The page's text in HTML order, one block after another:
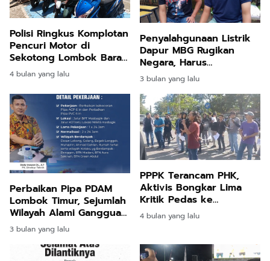
Polisi Ringkus Komplotan
Pencuri Motor di
Sekotong Lombok Barat,
Dua Pelaku Utama
Diamankan
4 bulan yang lalu
Penyalahgunaan Listrik
Dapur MBG Rugikan
Negara, Harus
Ditertibkan
3 bulan yang lalu
Perbaikan Pipa PDAM
Lombok Timur, Sejumlah
Wilayah Alami Gangguan
Distribusi Air
3 bulan yang lalu
PPPK Terancam PHK,
Aktivis Bongkar Lima
Kritik Pedas ke
Pemerintah Kabupaten
Lombok Barat
4 bulan yang lalu